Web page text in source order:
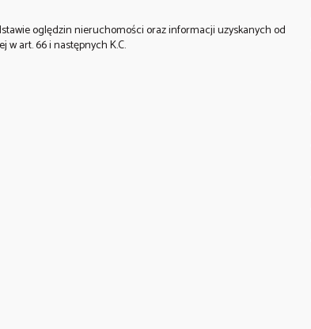
oględzin nieruchomości oraz informacji uzyskanych od
w art. 66 i następnych K.C.